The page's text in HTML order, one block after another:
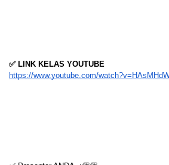
✅ LINK KELAS YOUTUBE
https://www.youtube.com/